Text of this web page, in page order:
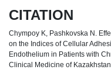
CITATION
Chympoy K, Pashkovska N.
on the Indices of Cellular
Endothelium in Patients with
Clinical Medicine of